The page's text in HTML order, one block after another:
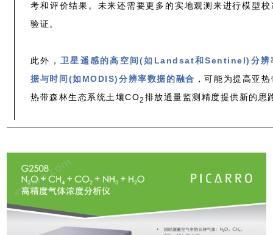
考和评价结果。未来还需要更多的实地观测来进行模型校
验证。
此外，卫星遥感的高空间(如Landsat和Sentinel)分辨
据与时间(如MODIS)分辨率数据的融合 ，可能为提高亚
热带森林生态系统土壤CO2 排放通量监测精度提供新的思